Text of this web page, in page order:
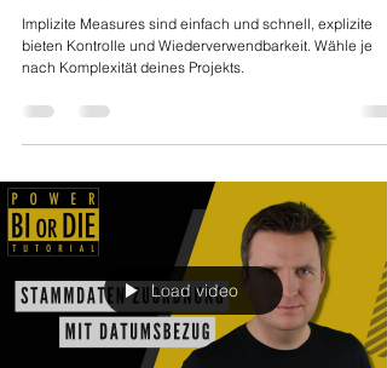
Implizite Measures sind einfach und schnell, explizite
bieten Kontrolle und Wiederverwendbarkeit. Wähle je
nach Komplexität deines Projekts.
Load video